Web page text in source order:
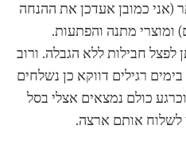
האתר (אני כמובן אעדכן את ההנחה
מתנה והפתעות.
לפצל חבילות ללא הגבלה. ורוב
רגילים דווקא כן נשלחים
כולם נמצאים אצלי בסל
לשלוח אותם ארצה.